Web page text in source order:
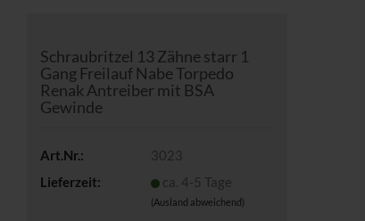
Schraubritzel 13 Zähne starr 1
Gang Freilauf Nabe Torpedo
Renak Antreiber mit BSA
Gewinde
Art.Nr.:
3023
Lieferzeit:
ca. 4-5 Tage
(Ausland abweichend)